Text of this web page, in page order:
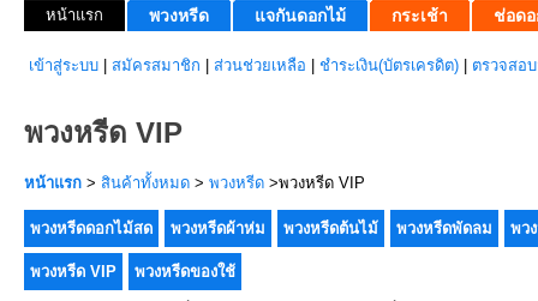
หน้าแรก พวงหรีด แจกันดอกไม้ กระเช้า ช่อดอ
เข้าสู่ระบบ สมัครสมาชิก ส่วนช่วยเหลือ ชำระเงิน(บัตรเครดิต) ตรวจสอ
พวงหรีด VIP
หน้าแรก > สินค้าทั้งหมด > พวงหรีด >พวงหรีด VIP
พวงหรีดดอกไม้สด พวงหรีดผ้าห่ม พวงหรีดต้นไม้ พวงหรีดพัดลม พว
พวงหรีด VIP พวงหรีดของใช้